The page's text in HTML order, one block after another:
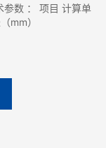
参数 ： 项目 计算单
mm）